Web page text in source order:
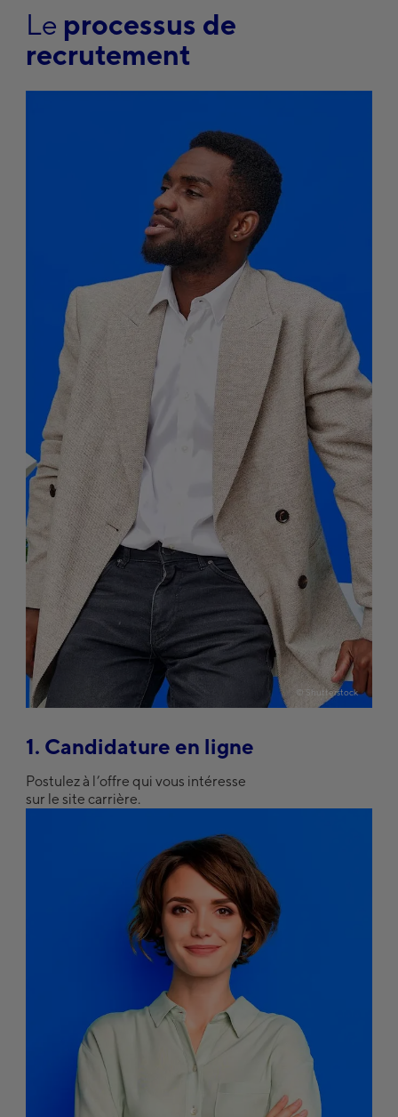
Le processus de
recrutement
© Shutterstock
1. Candidature en ligne
Postulez à l’offre qui vous intéresse
sur le site carrière.